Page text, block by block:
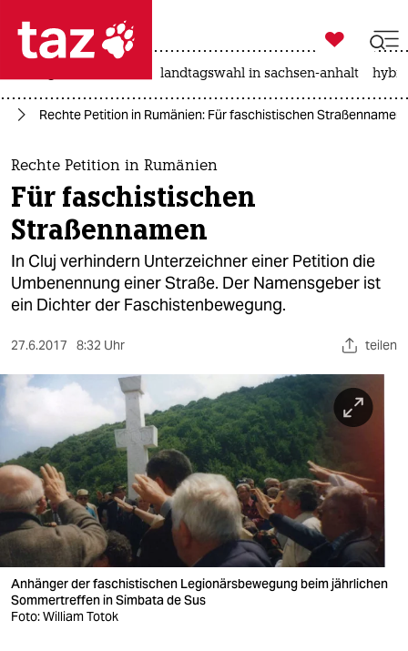
 taz zahl ich
taz zahl ich
themen
politik
öko
gesellschaft
sport
berlin
nord
wahrheit
verlag
verlag
veranstaltungen

taz zahl ich
landtagswahl in sachsen-anhalt
Rechte Petition in Rumänien: Für faschistischen Straßennamen
Rechte Petition in Rumänien
Für faschistischen
Straßennamen
In Cluj verhindern Unterzeichner einer Petition die
Umbenennung einer Straße. Der Namensgeber ist
ein Dichter der Faschistenbewegung.
27.6.2017 8:32 Uhr teilen
Anhänger der faschistischen Legionärsbewegung beim jährlichen
Sommertreffen in Simbata de Sus
Foto: William Totok